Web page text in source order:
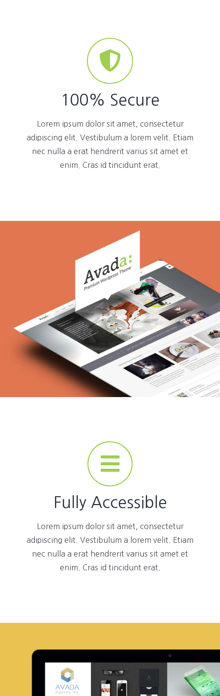
100% Secure
Lorem ipsum dolor sit amet, consectetur
adipiscing elit. Vestibulum a lorem velit. Etiam
nec nulla a erat hendrerit varius sit amet et
enim. Cras id tincidunt erat.
Fully Accessible
Lorem ipsum dolor sit amet, consectetur
adipiscing elit. Vestibulum a lorem velit. Etiam
nec nulla a erat hendrerit varius sit amet et
enim. Cras id tincidunt erat.